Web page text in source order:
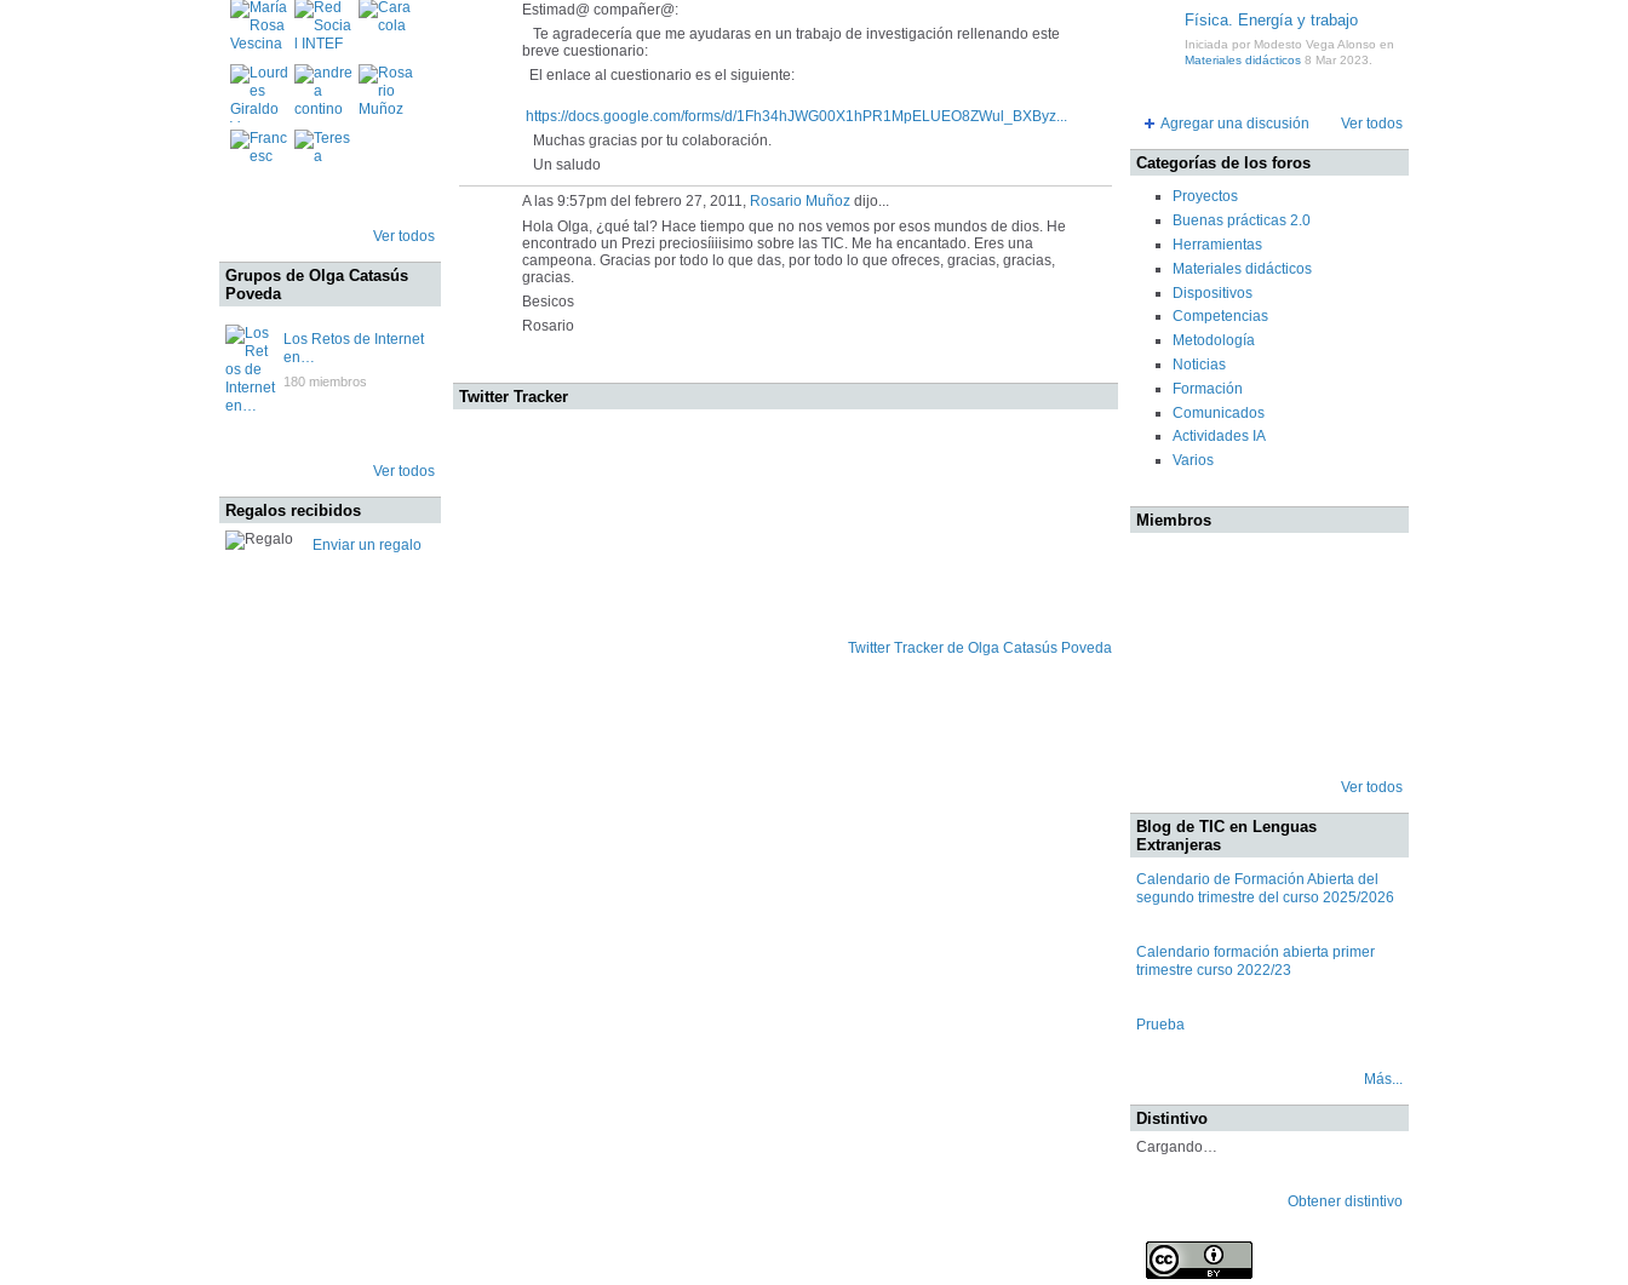
Ver todos
Grupos de Olga Catasús
Poveda
Los Retos de Internet
en…
180 miembros
Ver todos
Regalos recibidos
Enviar un regalo
Estimad@ compañer@:
Te agradecería que me ayudaras en un trabajo de investigación rellenando este
breve cuestionario:
El enlace al cuestionario es el siguiente:
https://docs.google.com/forms/d/1Fh34hJWG00X1hPR1MpELUEO8ZWul_BXByz...
Muchas gracias por tu colaboración.
Un saludo
A las 9:57pm del febrero 27, 2011, Rosario Muñoz dijo...
Hola Olga, ¿qué tal? Hace tiempo que no nos vemos por esos mundos de dios. He
encontrado un Prezi preciosíiiisimo sobre las TIC. Me ha encantado. Eres una
campeona. Gracias por todo lo que das, por todo lo que ofreces, gracias, gracias,
gracias.
Besicos
Rosario
Twitter Tracker
Twitter Tracker de Olga Catasús Poveda
Física. Energía y trabajo
Iniciada por Modesto Vega Alonso en
Materiales didácticos 8 Mar 2023.
Agregar una discusión Ver todos
Categorías de los foros
Proyectos
Buenas prácticas 2.0
Herramientas
Materiales didácticos
Dispositivos
Competencias
Metodología
Noticias
Formación
Comunicados
Actividades IA
Varios
Miembros
Ver todos
Blog de TIC en Lenguas
Extranjeras
Calendario de Formación Abierta del
segundo trimestre del curso 2025/2026
Calendario formación abierta primer
trimestre curso 2022/23
Prueba
Más...
Distintivo
Cargando…
Obtener distintivo